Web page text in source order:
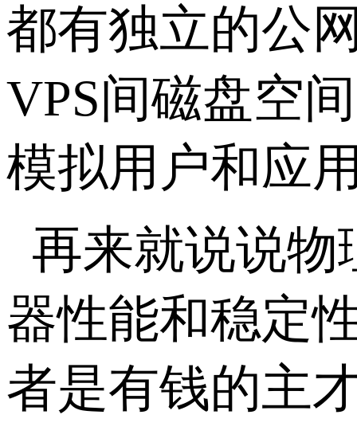
都有独立的公
VPS间磁盘空
模拟用户和应
再来就说说物
器性能和稳定
者是有钱的主